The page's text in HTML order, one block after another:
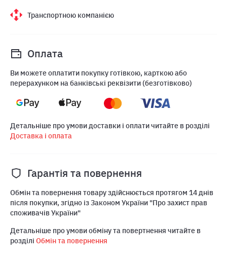
Транспортною компанією
Оплата
Ви можете оплатити покупку готівкою, карткою або
перерахунком на банківські реквізити (безготівково)
Детальніше про умови доставки і оплати читайте в розділі
Доставка і оплата
Гарантія та повернення
Обмін та повернення товару здійснюється протягом 14 днів
після покупки, згідно із Законом України "Про захист прав
споживачів України"
Детальніше про умови обміну та повертнення читайте в
розділі Обмін та повернення